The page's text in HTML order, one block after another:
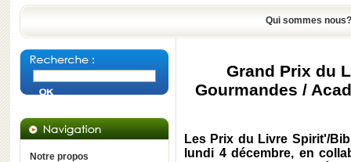
Qui sommes nous?
Notre propos
Grand Prix du
Gourmandes /
Les Prix du Livre Spirit'/
lundi 4 décembre, en